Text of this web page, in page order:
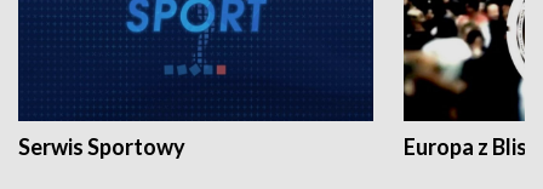
Serwis Sportowy Europa z